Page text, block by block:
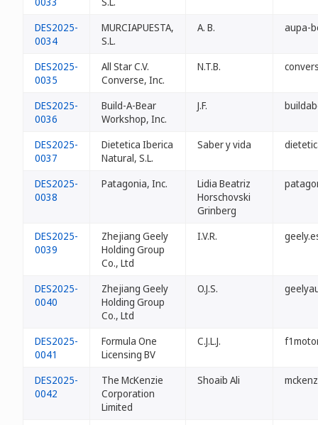
DES2025-
0034
MURCIAPUESTA,
S.L.
A. B. aupa-
DES2025-
0035
All Star C.V.
Converse, Inc.
N.T.B.
DES2025-
0036
Build-A-Bear
Workshop, Inc.
J.F.
DES2025-
0037
Dietetica Iberica
Natural, S.L.
Saber y vida
DES2025-
0038
Patagonia, Inc.
Lidia Beatriz
Horschovski
Grinberg
DES2025-
0039
Zhejiang Geely
Holding Group
Co., Ltd
I.V.R.
DES2025-
0040
Zhejiang Geely
Holding Group
Co., Ltd
O.J.S.
DES2025-
0041
Formula One
Licensing BV
C.J.L.J.
DES2025-
0042
The McKenzie
Corporation
Limited
Shoaib Ali